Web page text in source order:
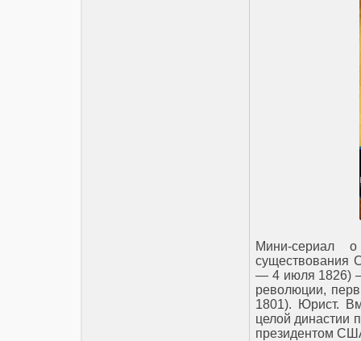
Мини-сериал
существования
— 4 июля 1826)
революции,
1801). Юрист.
целой династии
президентом